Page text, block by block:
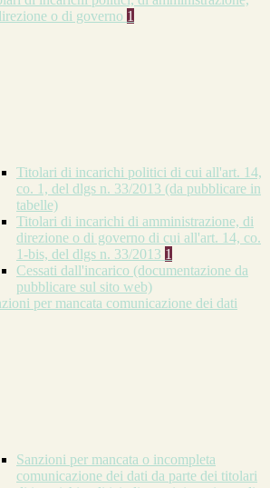
o di governo 1
Titolari di incarichi politici di cui all'art. 14,
co. 1, del dlgs n. 33/2013 (da pubblicare in
tabelle)
Titolari di incarichi di amministrazione, di
direzione o di governo di cui all'art. 14, co.
1-bis, del dlgs n. 33/2013 1
Cessati dall'incarico (documentazione da
pubblicare sul sito web)
per mancata comunicazione dei dati
Sanzioni per mancata o incompleta
comunicazione dei dati da parte dei titolari